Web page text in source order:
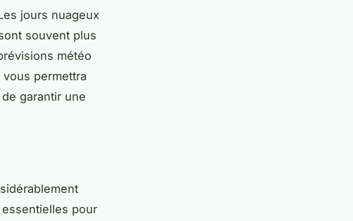
jours nuageux
souvent plus
météo
permettra
garantir une
pour